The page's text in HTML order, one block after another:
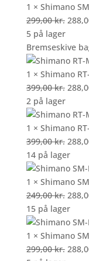
var:
1 × Shimano
299,00kr. Den
pris
var:
5 på lager
Bremseskive
1 × Shimano
399,00kr. Den
pris
var:
2 på lager
1 × Shimano
399,00kr. Den
pris
var:
14 på lager
1 × Shimano
249,00kr. Den
pris
var:
15 på lager
1 × Shimano
299,00kr. Den